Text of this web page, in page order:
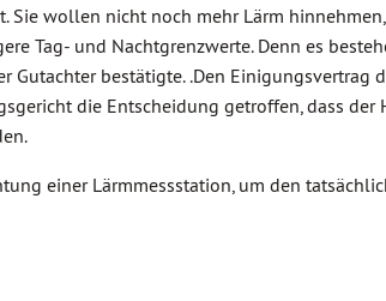
Sie wollen nicht noch mehr Lärm
Tag- und Nachtgrenzwerte. Denn es
Gutachter bestätigte. .Den
die Entscheidung getroffen, dass
einer Lärmmessstation, um den